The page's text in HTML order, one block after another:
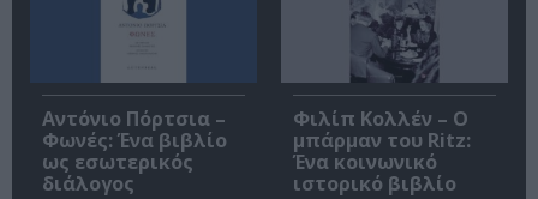
Αντόνιο Πόρτσια –
Φωνές: Ένα βιβλίο
ως εσωτερικός
διάλογος
Φιλίπ Κολλέν – Ο
μπάρμαν του Ritz:
Ένα κοινωνικό
ιστορικό βιβλίο